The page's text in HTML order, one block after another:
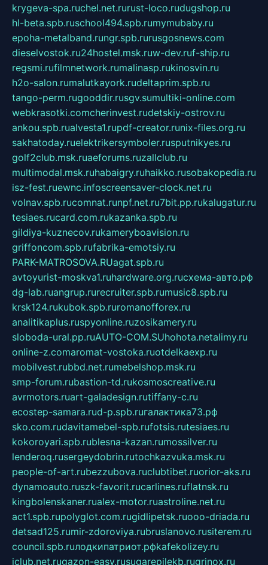
krygeva-spa.ruchel.net.rurust-loco.rudugshop.ru
hl-beta.spb.ruschool494.spb.rumymubaby.ru
epoha-metalband.rungr.spb.rurusgosnews.com
dieselvostok.ru24hostel.msk.ruw-dev.ruf-ship.ru
regsmi.rufilmnetwork.rumalinasp.rukinosvin.ru
h2o-salon.rumalutkayork.rudeltaprim.spb.ru
tango-perm.rugooddir.rusgv.sumultiki-online.com
webkrasotki.comcherinvest.rudetskiy-ostrov.ru
ankou.spb.rualvesta1.rupdf-creator.runix-files.org.ru
sakhatoday.ruelektrikersymboler.rusputnikyes.ru
golf2club.msk.ruaeforums.ruzallclub.ru
multimodal.msk.ruhabaigry.ruhaikko.rusobakopedia.ru
isz-fest.ruewnc.infoscreensaver-clock.net.ru
volnav.spb.rucomnat.runpf.net.ru7bit.pp.rukalugatur.ru
tesiaes.rucard.com.rukazanka.spb.ru
gildiya-kuznecov.rukameryboavision.ru
griffoncom.spb.rufabrika-emotsiy.ru
PARK-MATROSOVA.RUagat.spb.ru
avtoyurist-moskva1.ruhardware.org.ruсхема-авто.рф
dg-lab.ruangrup.rurecruiter.spb.rumusic8.spb.ru
krsk124.rukubok.spb.ruromanofforex.ru
analitikaplus.ruspyonline.ruzosikamery.ru
sloboda-ural.pp.ruAUTO-COM.SUhohota.netalimy.ru
online-z.comaromat-vostoka.ruotdelkaexp.ru
mobilvest.rubbd.net.rumebelshop.msk.ru
smp-forum.rubastion-td.rukosmoscreative.ru
avrmotors.ruart-galadesign.rutiffany-c.ru
ecostep-samara.rud-p.spb.ruгалактика73.рф
sko.com.rudavitamebel-spb.rufotsis.rutesiaes.ru
kokoroyari.spb.rublesna-kazan.rumossilver.ru
lenderoq.rusergeydobrin.rutochkazvuka.msk.ru
people-of-art.rubezzubova.ruclubtibet.ruorior-aks.ru
dynamoauto.ruszk-favorit.rucarlines.ruflatnsk.ru
kingbolenskaner.rualex-motor.ruastroline.net.ru
act1.spb.rupolyglot.com.rugidlipetsk.ruooo-driada.ru
detsad125.rumir-zdoroviya.rubruslanovo.rusiterem.ru
council.spb.ruлодкипатриот.рфkafekolizey.ru
iclub.net.rugazon-easy.rusugarepilekb.rugrinox.ru